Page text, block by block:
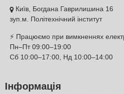
стандартам ринку Український
репутацію надійного
обрати оптимальний
для свого ліжка
односпальний з
Київ, Богдана Гаврилишина 16
зуп.м. Політехнічний інститут
⚡ Працюємо при вимкненнях
Пн–Пт 09:00–19:00
Сб 10:00–17:00, Нд 10:00–14:00
Інформація